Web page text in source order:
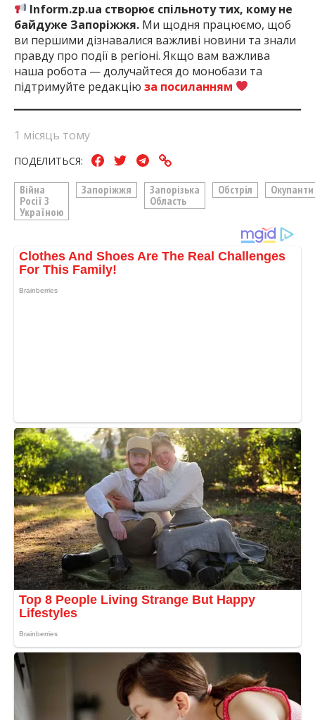
Inform.zp.ua створює спільноту тих, кому не
байдуже Запоріжжя. Ми щодня працюємо, щоб
ви першими дізнавалися важливі новини та знали
правду про події в регіоні. Якщо вам важлива
наша робота — долучайтеся до монобази та
підтримуйте редакцію за посиланням
1 місяць тому
ПОДЕЛИТЬСЯ:
Війна
Росії З
Україною
Запоріжжя
Запорізька
Область
Обстріл Окупанти